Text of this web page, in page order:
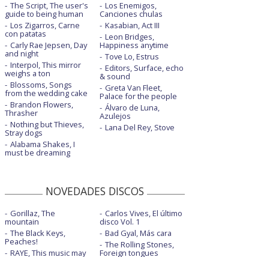
The Script, The user's
guide to being human
Los Zigarros, Carne
con patatas
Carly Rae Jepsen, Day
and night
Interpol, This mirror
weighs a ton
Blossoms, Songs
from the wedding cake
Brandon Flowers,
Thrasher
Nothing but Thieves,
Stray dogs
Alabama Shakes, I
must be dreaming
Los Enemigos,
Canciones chulas
Kasabian, Act III
Leon Bridges,
Happiness anytime
Tove Lo, Estrus
Editors, Surface, echo
& sound
Greta Van Fleet,
Palace for the people
Álvaro de Luna,
Azulejos
Lana Del Rey, Stove
NOVEDADES DISCOS
Gorillaz, The
mountain
The Black Keys,
Peaches!
RAYE, This music may
Carlos Vives, El último
disco Vol. 1
Bad Gyal, Más cara
The Rolling Stones,
Foreign tongues